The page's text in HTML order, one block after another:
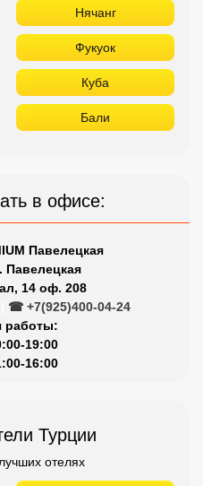
Нячанг
Фукуок
Куба
Бали
в офисе:
Павелецкая
Павелецкая
14 оф. 208
☎ +7(925)400-04-24
работы:
19:00
16:00
Турции
отелях